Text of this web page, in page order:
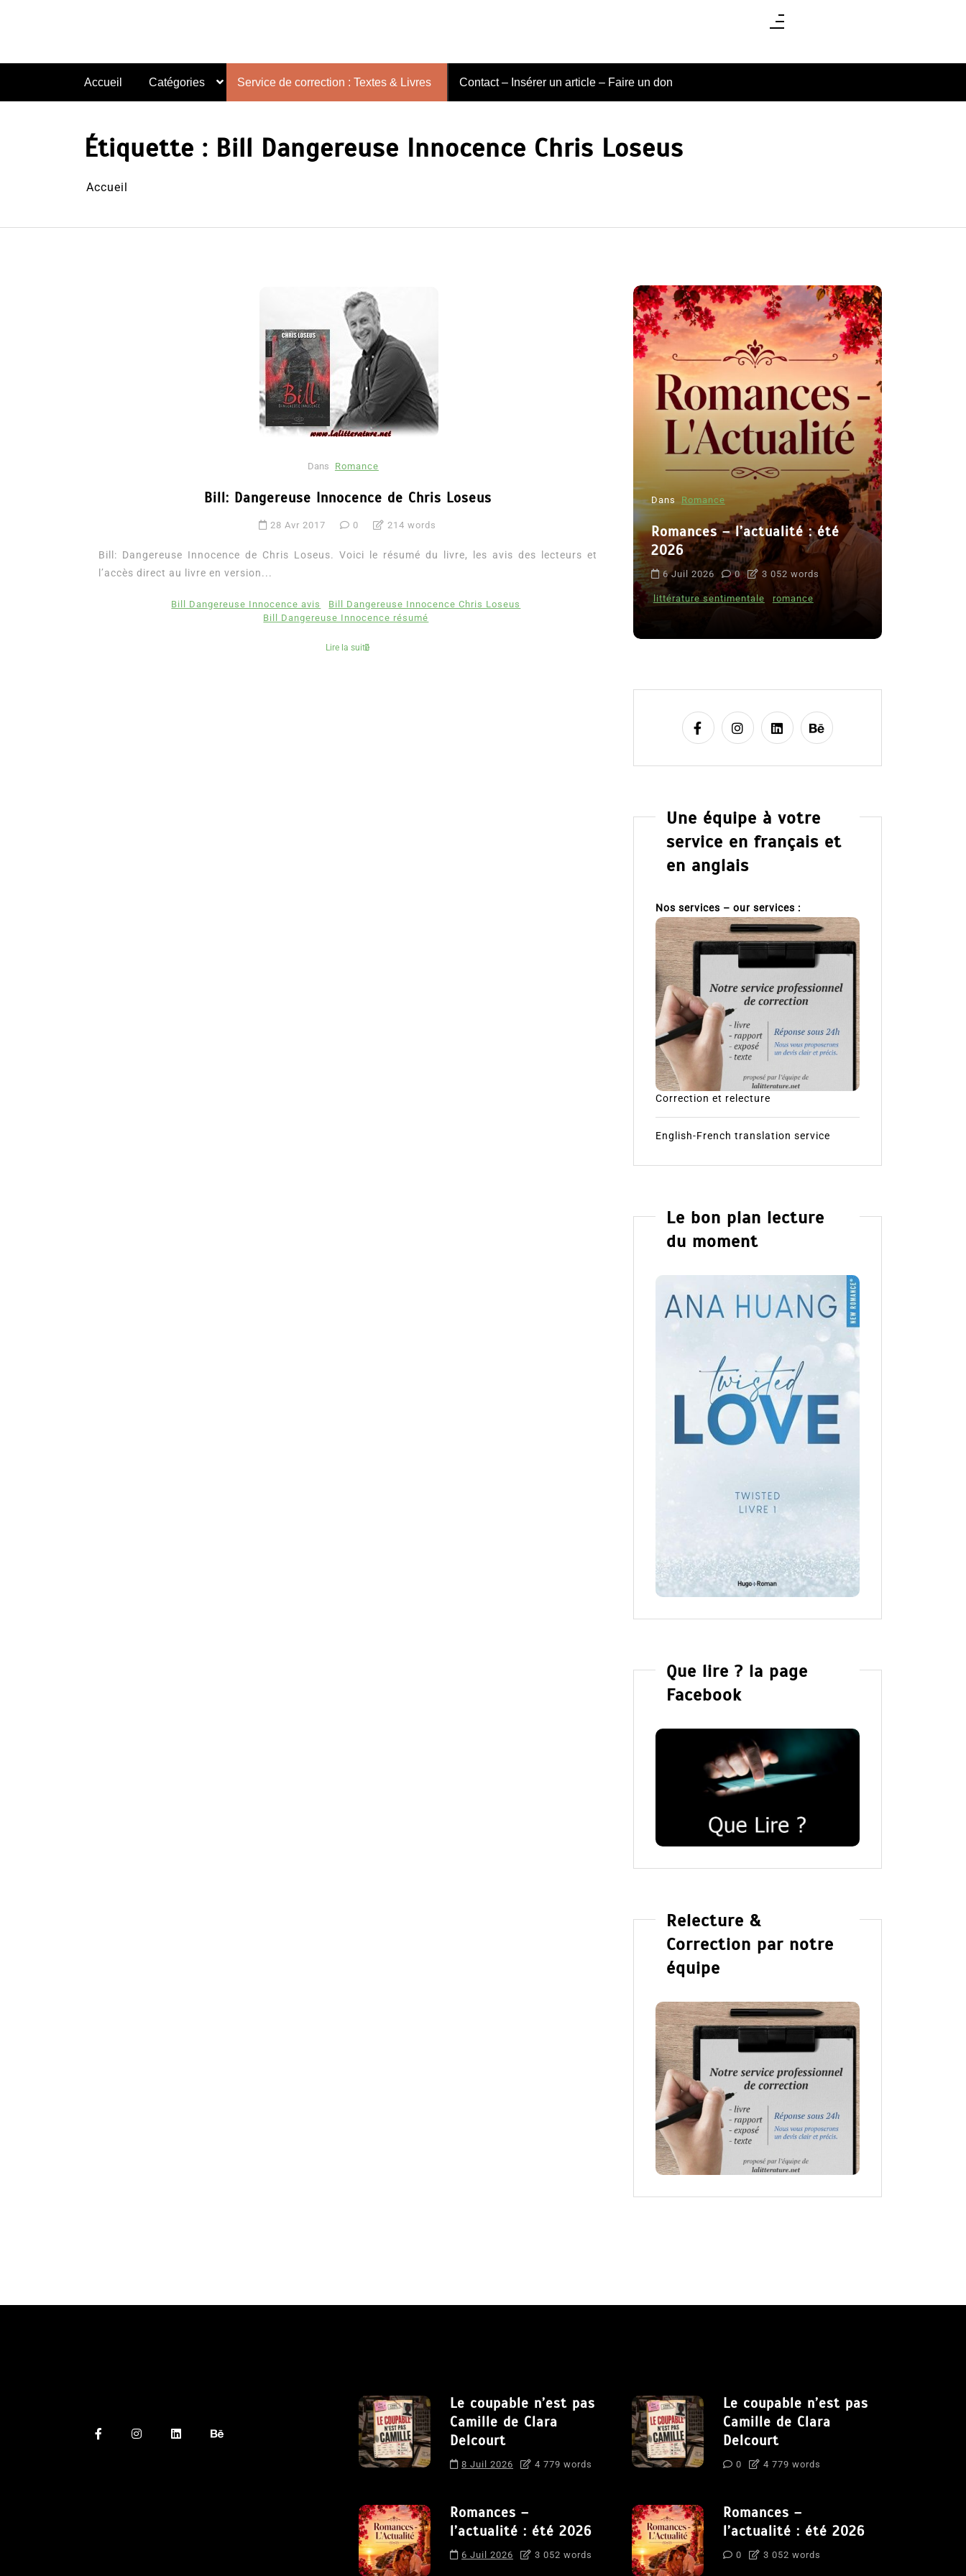
Accueil Catégories Service de correction : Textes & Livres Contact – Insérer un article – Faire un don
Étiquette : Bill Dangereuse Innocence Chris Loseus
Accueil
Dans Romance
Bill: Dangereuse Innocence de Chris Loseus
28 Avr 2017 0 214 words
Bill: Dangereuse Innocence de Chris Loseus. Voici le résumé du livre, les avis des lecteurs et
l’accès direct au livre en version...
Bill Dangereuse Innocence avis
Bill Dangereuse Innocence Chris Loseus
Bill Dangereuse Innocence résumé
Lire la suite
Romance
Romances – l’actualité : été
2026
6 Juil 2026 0 3 052 words
littérature sentimentale romance
8 Juil 2026 0 4 779 words
Dans Romance
Romances – l’actualité : été
2026
6 Juil 2026 0 3 052 words
littérature sentimentale romance
Une équipe à votre
service en français et
en anglais
Nos services – our services :
Correction et relecture
English-French translation service
Le bon plan lecture
du moment
Que lire ? la page
Facebook
Relecture &
Correction par notre
équipe
Le coupable n’est pas
Camille de Clara
Delcourt
8 Juil 2026 4 779 words
Romances –
l’actualité : été 2026
6 Juil 2026 3 052 words
Le coupable n’est pas
Camille de Clara
Delcourt
0 4 779 words
Romances –
l’actualité : été 2026
0 3 052 words